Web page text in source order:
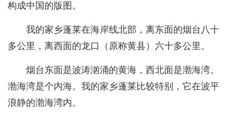
构成中国的版图。
我的家乡蓬莱在海岸线北部，离东面的烟台八十
多公里，离西面的龙口（原称黄县）六十多公里。
烟台东面是波涛汹涌的黄海，西北面是渤海湾。
渤海湾是个内海。我的家乡蓬莱比较特别，它在波平
浪静的渤海湾内。